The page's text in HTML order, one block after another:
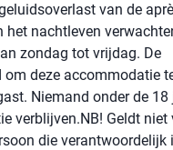
van de
nachtleven
zondag tot vrijdag. De
deze accommodatie
Niemand onder de 18
verblijven.NB! Geldt niet
die verantwoordelijk